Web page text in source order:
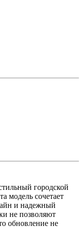
городской
модель сочетает
и надежный
не позволяют
обновление не